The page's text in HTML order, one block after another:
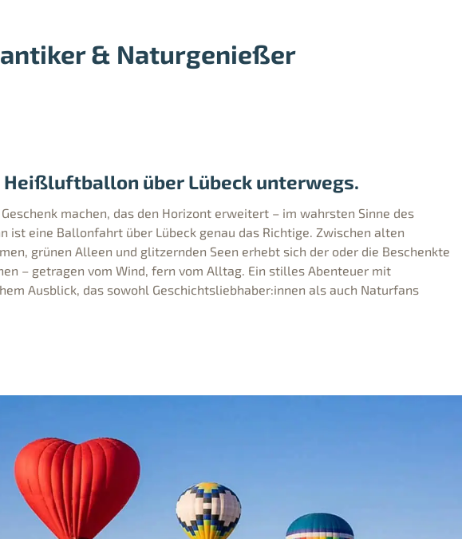
& Naturgenießer
Heißluftballon über Lübeck unterwegs.
machen, das den Horizont erweitert – im wahrsten Sinne des
ist eine Ballonfahrt über Lübeck genau das Richtige. Zwischen alten
grünen Alleen und glitzernden Seen erhebt sich der oder die Beschenkte
– getragen vom Wind, fern vom Alltag. Ein stilles Abenteuer mit
Ausblick, das sowohl Geschichtsliebhaber:innen als auch Naturfans